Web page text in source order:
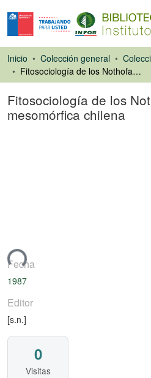
Inicio Colección general
Fitosociología de los Nothofagus de la zona mesomórfica chilena
Fitosociología de los
mesomórfica chilena
Fecha
1987
Editor
[s.n.]
0
Visitas